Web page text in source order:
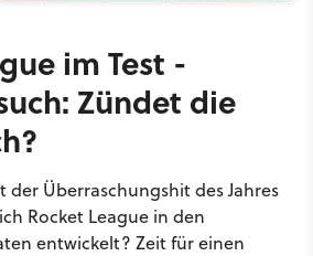
im Test -
Zündet die
der Überraschungshit des Jahres
Rocket League in den
entwickelt? Zeit für einen